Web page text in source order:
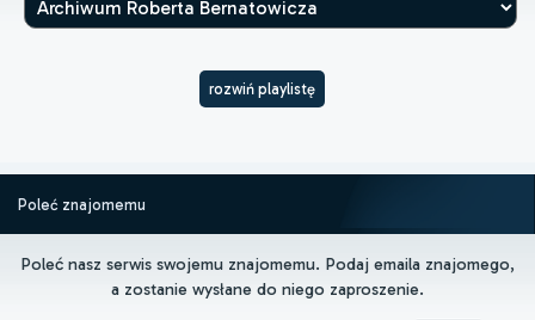
rozwiń playlistę
Poleć znajomemu
Poleć nasz serwis swojemu znajomemu. Podaj emaila znajomego,
a zostanie wysłane do niego zaproszenie.